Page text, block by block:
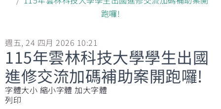
跑囉!
週五, 24 四月 2026 10:21
115年雲林科技大學學生出國
進修交流加碼補助案開跑囉!
字體大小 縮小字體 加大字體
列印